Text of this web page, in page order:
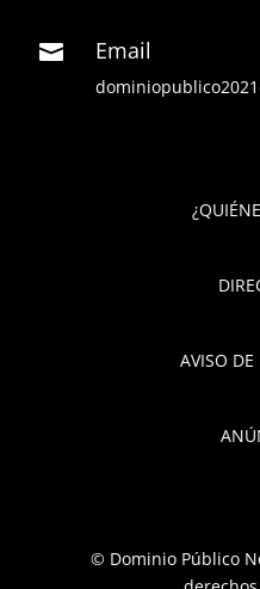
 Email
AVISO DE
© Dominio Público